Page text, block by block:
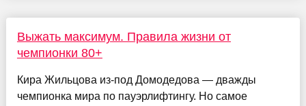
Выжать максимум. Правила жизни от
чемпионки 80+
Кира Жильцова из-под Домодедова — дважды
чемпионка мира по пауэрлифтингу. Но самое